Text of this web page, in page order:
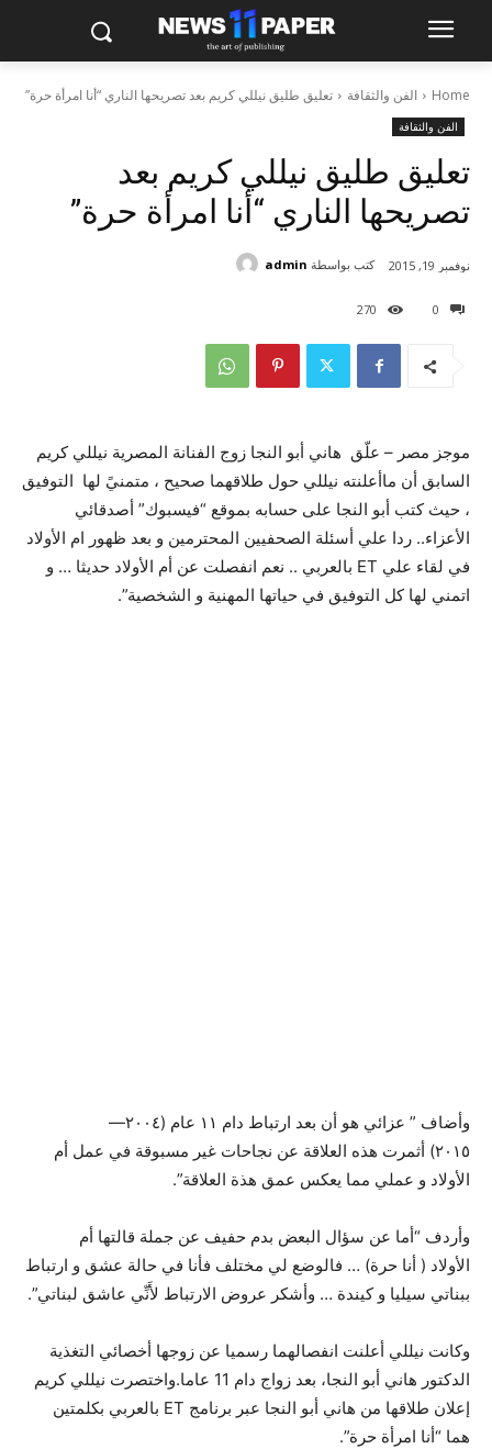
Home الفن والثقافة تعليق طليق نيللي كريم بعد تصريحها الناري “أنا امرأة حرة”
الفن والثقافة
تعليق طليق نيللي كريم بعد
تصريحها الناري “أنا امرأة حرة”
0
270
نوفمبر 19, 2015 كتب بواسطة admin
موجز مصر – علّق هاني أبو النجا زوج الفنانة المصرية نيللي كريم
السابق أن ماأعلنته نيللي حول طلاقهما صحيح ، متمنيً لها التوفيق
، حيث كتب أبو النجا على حسابه بموقع “فيسبوك” أصدقائي
الأعزاء.. ردا علي أسئلة الصحفيين المحترمين و بعد ظهور ام الأولاد
في لقاء علي ET بالعربي .. نعم انفصلت عن أم الأولاد حديثا … و
اتمني لها كل التوفيق في حياتها المهنية و الشخصية”.
وأضاف ” عزائي هو أن بعد ارتباط دام ١١ عام (٢٠٠٤—
٢٠١٥) أثمرت هذه العلاقة عن نجاحات غير مسبوقة في عمل أم
الأولاد و عملي مما يعكس عمق هذة العلاقة”.
وأردف “أما عن سؤال البعض بدم حفيف عن جملة قالتها أم
الأولاد ( أنا حرة) … فالوضع لي مختلف فأنا في حالة عشق و ارتباط
ببناتي سيليا و كيندة … وأشكر عروض الارتباط لأَنِّي عاشق لبناتي”.
وكانت نيللي أعلنت انفصالهما رسميا عن زوجها أخصائي التغذية
الدكتور هاني أبو النجا، بعد زواج دام 11 عاما.واختصرت نيللي كريم
إعلان طلاقها من هاني أبو النجا عبر برنامج ET بالعربي بكلمتين
هما “أنا امرأة حرة”.